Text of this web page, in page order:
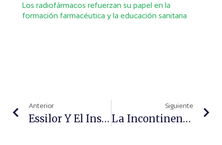
Los radiofármacos refuerzan su papel en la
formación farmacéutica y la educación sanitaria
Anterior
Essilor Y El Instituto De La Visión Se Unen Para Estudiar El Envejecimiento Visual
Siguiente
La Incontinencia En Los Hombres, Un Tabú